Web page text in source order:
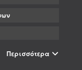
Περισσότερα